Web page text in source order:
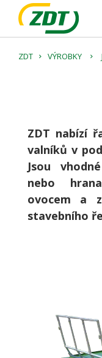
ZDT VÝROBKY
ZDT nabízí
valníků v
Jsou
nebo
ovocem a
stavebního